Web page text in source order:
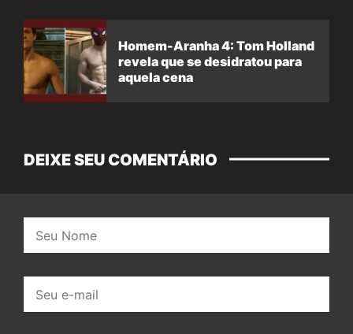
Homem-Aranha 4: Tom Holland
revela que se desidratou para
aquela cena
DEIXE SEU COMENTÁRIO
mail: